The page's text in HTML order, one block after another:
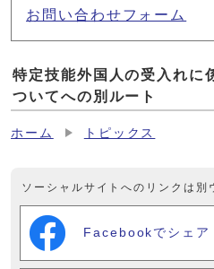
お問い合わせフォーム
特定技能外国人の受入れに
ついてへの別ルート
ホーム トピックス
ソーシャルサイトへのリンクは別
Facebookでシェア